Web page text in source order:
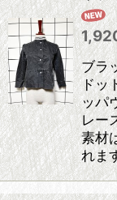
ブラ
ドッ
ッパ
レー
素材
れま